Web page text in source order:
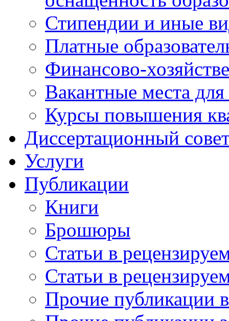
Стипендии и иные
Платные
Финансово-
Вакантные места
Курсы повышения
Диссертационный
Услуги
Публикации
Книги
Брошюры
Статьи в
Статьи в
Прочие публикации